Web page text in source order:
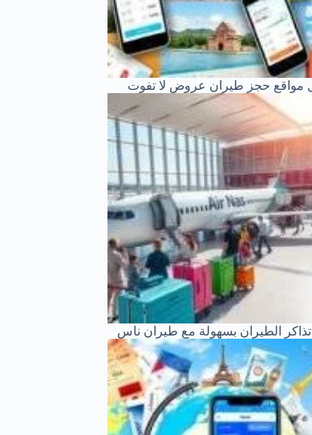
مواقع حجز طيران عروض لا تفوت
الطيران بسهولة مع طيران ناس